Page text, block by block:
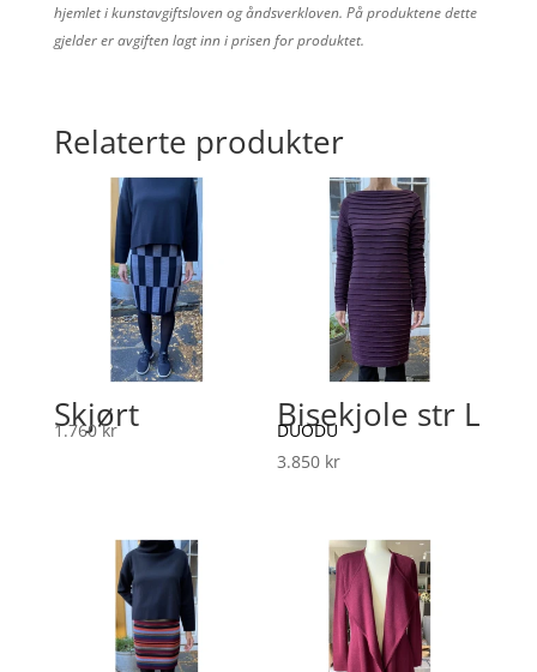
hjemlet i kunstavgiftsloven og åndsverkloven. På produktene dette
gjelder er avgiften lagt inn i prisen for produktet.
Relaterte produkter
Skjørt
1.760kr Bisekjole str L
DUODU
3.850 kr